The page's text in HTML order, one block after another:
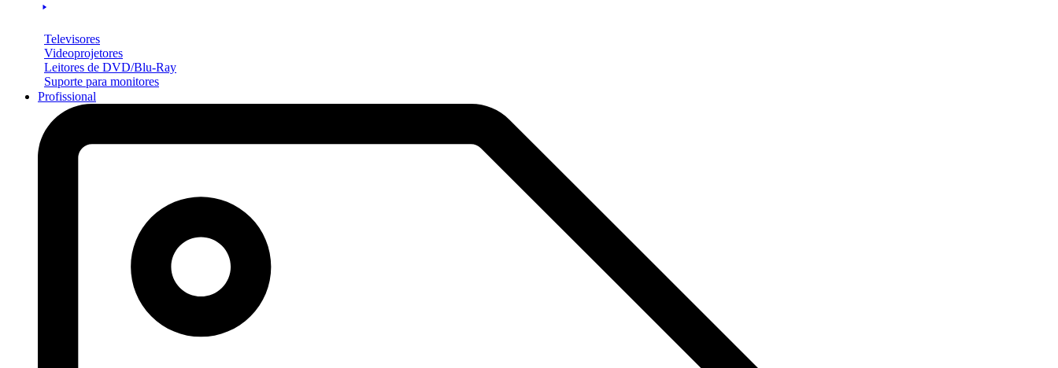
Televisores
Videoprojetores
Leitores de DVD/Blu-Ray
Suporte para monitores
Profissional